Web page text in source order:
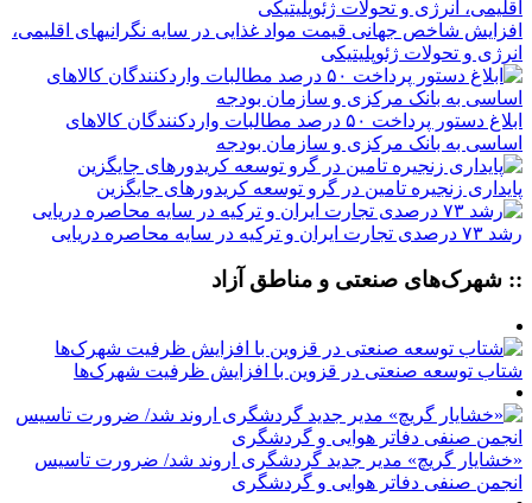
افزایش شاخص جهانی قیمت مواد غذایی در سایه نگرانیهای اقلیمی،
انرژی و تحولات ژئوپلیتیکی
ابلاغ دستور پرداخت ۵۰ درصد مطالبات واردکنندگان کالاهای
اساسی به بانک مرکزی و سازمان بودجه
پایداری زنجیره تامین در گرو توسعه کریدورهای جایگزین
رشد ۷۳ درصدی تجارت ایران و ترکیه در سایه محاصره دریایی
:: شهرک‌های صنعتی و مناطق آزاد
شتاب توسعه صنعتی در قزوین با افزایش ظرفیت شهرک‌ها
«خشایار گریچ» مدیر جدید گردشگری اروند شد/ ضرورت تاسیس
انجمن صنفی دفاتر هوایی و گردشگری